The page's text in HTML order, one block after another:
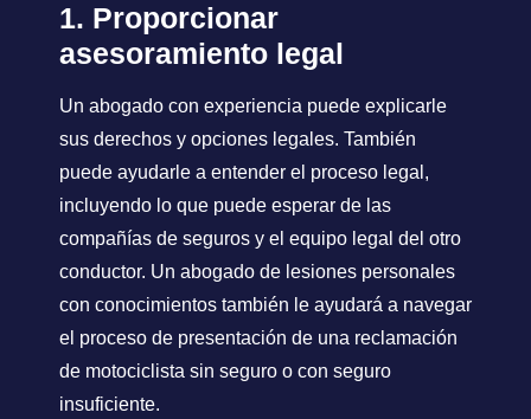
1. Proporcionar
asesoramiento legal
Un abogado con experiencia puede explicarle
sus derechos y opciones legales. También
puede ayudarle a entender el proceso legal,
incluyendo lo que puede esperar de las
compañías de seguros y el equipo legal del otro
conductor. Un abogado de lesiones personales
con conocimientos también le ayudará a navegar
el proceso de presentación de una reclamación
de motociclista sin seguro o con seguro
insuficiente.